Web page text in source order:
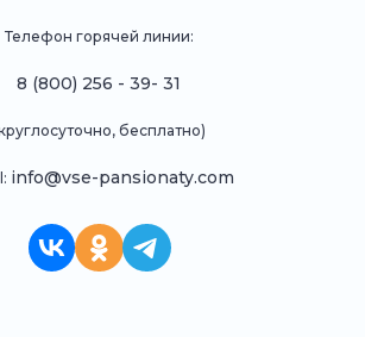
Телефон горячей линии:
8 (800) 256 - 39- 31
бесплатно)
info@vse-pansionaty.com